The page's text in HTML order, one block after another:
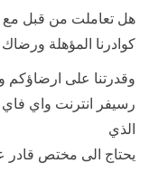
هل تعاملت من قبل مع
كوادرنا المؤهلة
وقدرتنا على ارضاؤكم
الذي
يحتاج الى مختص قادر